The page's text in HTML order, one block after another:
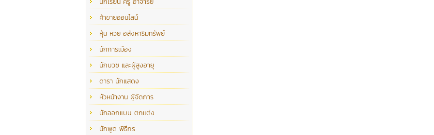
ค้าขายออนไลน์
หุ้น หวย อสังหาริมทรัพย์
นักการเมือง
นักบวช และผู้สูงอายุ
ดารา นักแสดง
หัวหน้างาน ผู้จัดการ
นักออกแบบ ตกแต่ง
นักพูด พิธีกร